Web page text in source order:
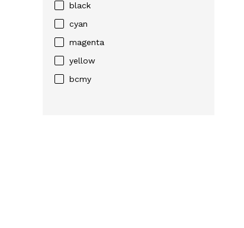
black
cyan
magenta
yellow
bcmy